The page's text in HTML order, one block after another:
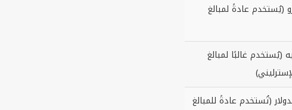
(يُستخدم عادةً لمبالغ
(يُستخدم غالبًا لمبالغ
(تُستخدم عادةً للمبالغ